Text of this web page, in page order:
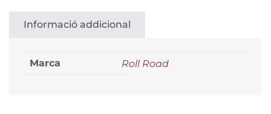
Informació addicional
Marca Roll Road